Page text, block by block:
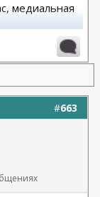
медиальная
Клиника СЛ
#663